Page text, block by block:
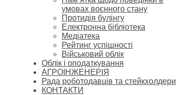
умовах воєнного стану
Протидія булінгу
Електронна бібліотека
Медіатека
Рейтинг успішності
Військовий облік
Облік і оподаткування
АГРОІНЖЕНЕРІЯ
Рада роботодавців та стейкхолдери
КОНТАКТИ